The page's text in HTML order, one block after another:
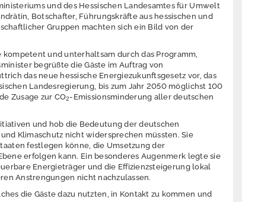
und des Hessischen Landesamtes für Umwelt
Botschafter, Führungskräfte aus hessischen und
Gruppen machten sich ein Bild von der
und unterhaltsam durch das Programm,
begrüßte die Gäste im Auftrag von
das neue hessische Energiezukunftsgesetz vor, das
Landesregierung, bis zum Jahr 2050 möglichst 100
Zusage zur CO2-Emissionsminderung aller deutschen
und hob die Bedeutung der deutschen
Klimaschutz nicht widersprechen müssten. Sie
festlegen könne, die Umsetzung der
erfolgen kann. Ein besonderes Augenmerk legte sie
Energieträger und die Effizienzsteigerung lokal
Anstrengungen nicht nachzulassen.
die Gäste dazu nutzten, in Kontakt zu kommen und